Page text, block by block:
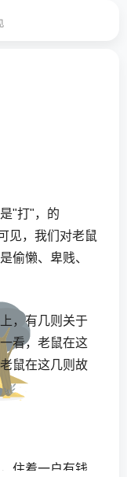
"打"，的
见，我们对老鼠
偷懒、卑贱、
，有几则关于
看，老鼠在这
鼠在这几则故
住着一户有钱